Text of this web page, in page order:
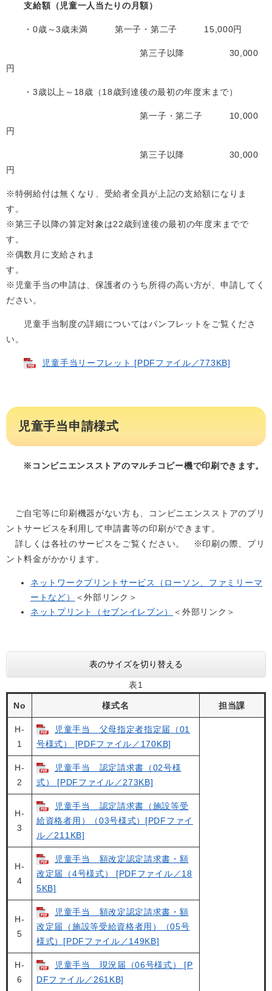
支給額（児童一人当たりの月額）
・0歳～3歳未満 第一子・第二子 15,000円
第三子以降 30,000
円
・3歳以上～18歳（18歳到達後の最初の年度末まで）
第一子・第二子 10,000
円
第三子以降 30,000
円
※特例給付は無くなり、受給者全員が上記の支給額になりま
す
※第三子以降の算定対象は22歳到達後の最初の年度末までで
す
※偶数月に支給されま
※児童手当の申請は、保護者のうち所得の高い方が、申請してく
ださい。
児童手当制度の詳細についてはパンフレットをご覧くださ
い。
児童手当リーフレット [PDFファイル／773KB]
児童手当申請様式
※コンビニエンスストアのマルチコピー機で印刷できます。
ご自宅等に印刷機器がない方も、コンビニエンスストアのプリ
ントサービスを利用して申請書等の印刷ができます。
詳しくは各社のサービスをご覧ください。 ※印刷の際、プリ
ント料金がかかります。
ネットワークプリントサービス（ローソン、ファミリーマ
ートなど）
＜外部リンク＞
ネットプリント（セブンイレブン）
＜外部リンク＞
表のサイズを切り替える
表1
No 様式名 担当課
H-
1
児童手当 父母指定者指定届（01
号様式） [PDFファイル／170KB]
H-
2
児童手当 認定請求書（02号様
式） [PDFファイル／273KB]
H-
3
児童手当 認定請求書（施設等受
給資格者用）（03号様式）[PDFファイ
ル／211KB]
H-
4
児童手当 額改定認定請求書・額
改定届（4号様式） [PDFファイル／18
5KB]
H-
5
児童手当 額改定認定請求書・額
改定届（施設等受給資格者用）（05号
様式）[PDFファイル／149KB]
H-
6
児童手当 現況届（06号様式） [P
DFファイル／261KB]